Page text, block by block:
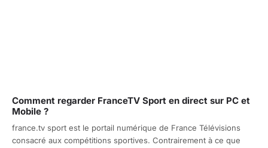
Comment regarder FranceTV Sport en direct sur PC et
Mobile ?
france.tv sport est le portail numérique de France Télévisions
consacré aux compétitions sportives. Contrairement à ce que